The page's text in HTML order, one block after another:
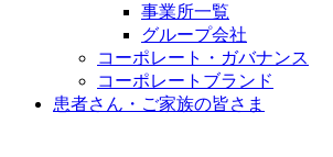
事業所一覧
グループ会社
コーポレート・ガバナンス
コーポレートブランド
患者さん・ご家族の皆さま